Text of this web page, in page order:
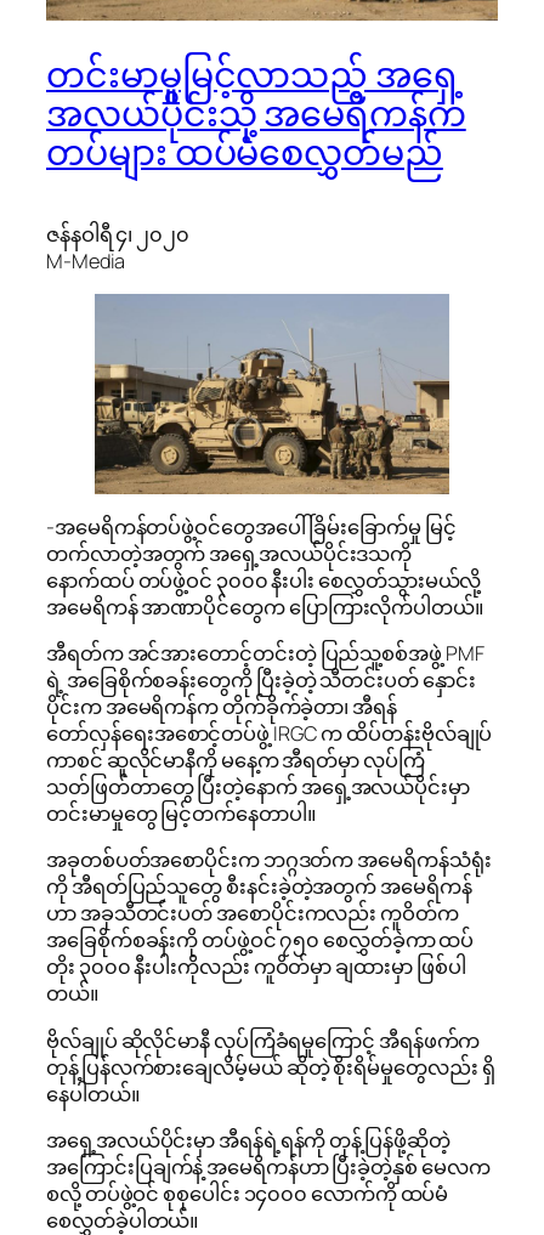
တင်းမာမှုမြင့်လာသည့် အ‌ရှေ့
အလယ်ပိုင်းသို့ အမေရိကန်က
တပ်များ ထပ်မံစေလွှတ်မည်
ဇန်နဝါရီ ၄၊ ၂၀၂၀
M-Media
-အမေရိကန်တပ်ဖွဲ့ဝင်တွေအပေါ် ခြိမ်းခြောက်မှု မြင့်
တက်လာတဲ့အတွက် အရှေ့အလယ်ပိုင်းဒသကို
နောက်ထပ် တပ်ဖွဲ့ဝင် ၃၀၀၀ နီးပါး စေလွှတ်သွားမယ်လို့
အမေရိကန် အာဏာပိုင်တွေက ပြောကြားလိုက်ပါတယ်။
အီရတ်က အင်အားတောင့်တင်းတဲ့ ပြည်သူ့စစ်အဖွဲ့ PMF
ရဲ့ အခြေစိုက်စခန်းတွေကို ပြီးခဲ့တဲ့ သီတင်းပတ် နှောင်း
ပိုင်းက အမေရိကန်က တိုက်ခိုက်ခဲ့တာ၊ အီရန်
တော်လှန်ရေးအစောင့်တပ်ဖွဲ့ IRGC က ထိပ်တန်းဗိုလ်ချုပ်
ကာစင် ဆူလိုင်မာနီကို မနေ့က အီရတ်မှာ လုပ်ကြံ
သတ်ဖြတ်တာတွေ ပြီးတဲ့နောက် အရှေ့အလယ်ပိုင်းမှာ
တင်းမာမှုတွေ မြင့်တက်နေတာပါ။
အခုတစ်ပတ်အစောပိုင်းက ဘဂ္ဂဒတ်က အမေရိကန်သံရုံး
ကို အီရတ်ပြည်သူတွေ စီးနင်းခဲ့တဲ့အတွက် အမေရိကန်
ဟာ အခုသီတင်းပတ် အစောပိုင်းကလည်း ကူဝိတ်က
အခြေစိုက်စခန်းကို တပ်ဖွဲ့ဝင် ၇၅၀ စေလွှတ်ခဲ့ကာ ထပ်
တိုး ၃၀၀၀ နီးပါးကိုလည်း ကူဝိတ်မှာ ချထားမှာ ဖြစ်ပါ
တယ်။
ဗိုလ်ချုပ် ဆိုလိုင်မာနီ လုပ်ကြံခံရမှုကြောင့် အီရန်ဖက်က
တုန့်ပြန်လက်စားချေလိမ့်မယ် ဆိုတဲ့ စိုးရိမ်မှုတွေလည်း ရှိ
နေပါတယ်။
အရှေ့အလယ်ပိုင်းမှာ အီရန်ရဲ့ရန်ကို တုန့်ပြန်ဖို့ဆိုတဲ့
အကြောင်းပြချက်နဲ့ အမေရိကန်ဟာ ပြီးခဲ့တဲ့နှစ် မေလက
စလို့ တပ်ဖွဲ့ဝင် စုစုပေါင်း ၁၄၀၀၀ လောက်ကို ထပ်မံ
စေလွှတ်ခဲ့ပါတယ်။